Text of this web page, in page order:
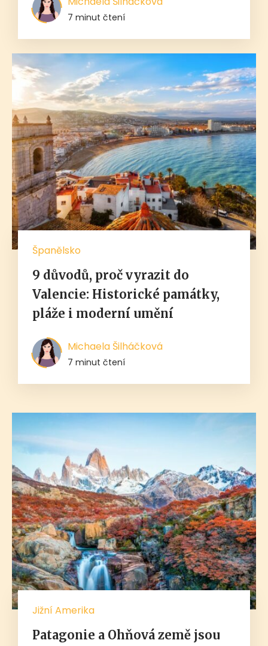
7 minut čtení
Španělsko
9 důvodů, proč vyrazit do
Valencie: Historické památky,
pláže i moderní umění
Michaela Šilháčková
7 minut čtení
Jižní Amerika
Patagonie a Ohňová země jsou